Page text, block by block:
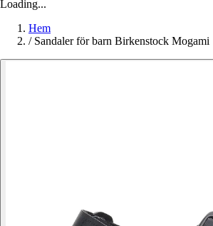
Loading...
Hem
/ Sandaler för barn Birkenstock Mogami